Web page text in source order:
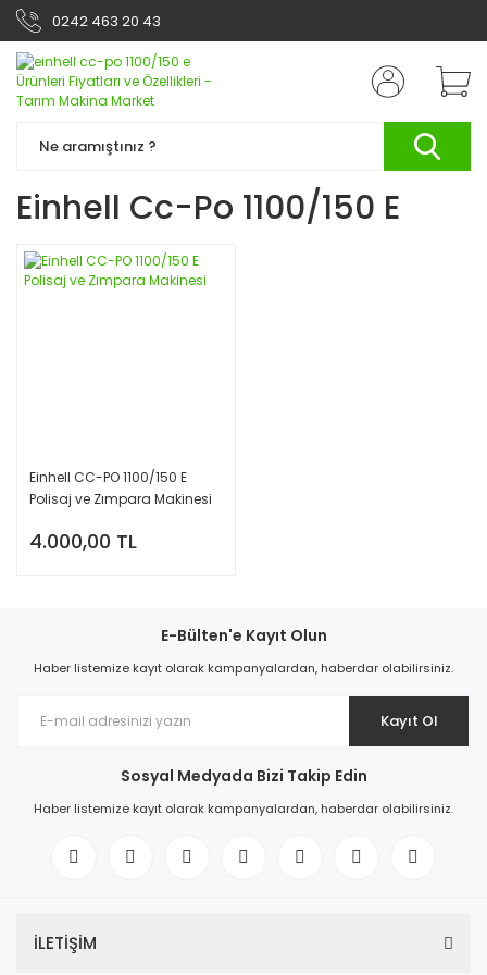
0242 463 20 43
Einhell Cc-Po 1100/150 E
Einhell CC-PO 1100/150 E
Polisaj ve Zımpara Makinesi
4.000,00 TL
E-Bülten'e Kayıt Olun
Haber listemize kayıt olarak kampanyalardan, haberdar olabilirsiniz.
Kayıt Ol
Sosyal Medyada Bizi Takip Edin
Haber listemize kayıt olarak kampanyalardan, haberdar olabilirsiniz.
İLETİŞİM